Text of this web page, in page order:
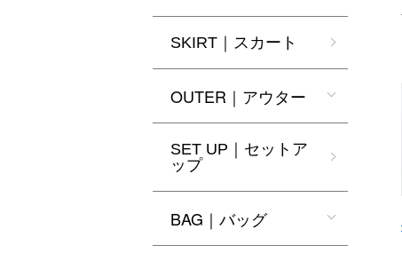
SKIRT｜スカート
OUTER｜アウター
SET UP｜セットア
ップ
BAG｜バッグ